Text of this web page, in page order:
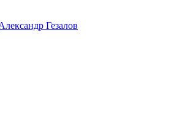
Гезалов